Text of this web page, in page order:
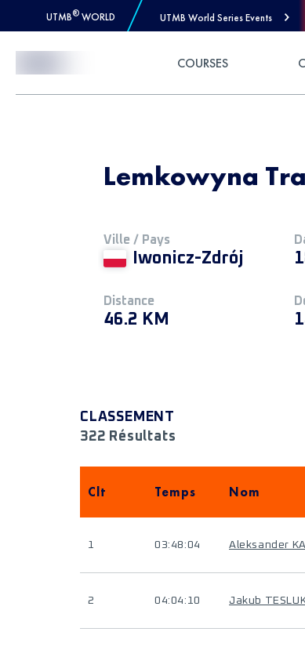
UTMB® WORLD UTMB World Series Events
COURSES
Lemkowyna
Ville / Pays
Iwonicz-Zdrój
Distance
46.2 KM
CLASSEMENT
322 Résultats
Clt Temps Nom
1 03:48:04 Aleksander
2 04:04:10 Jakub